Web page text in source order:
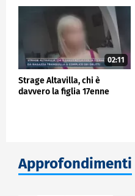
02:11
Strage Altavilla, chi è
davvero la figlia 17enne
Approfondimenti